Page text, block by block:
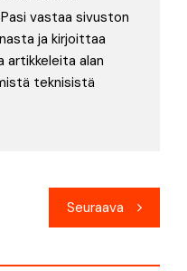
vastaa sivuston
ja kirjoittaa
artikkeleita alan
teknisistä
Seuraava